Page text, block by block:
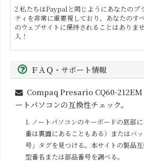
2.私たちはPaypalと同じようにあなたのプ
ティを非常に重要視しており、あなたのす
のウェブサイトに保持されることはありま
入！
ＦＡＱ・サポート情報
Compaq Presario CQ60-212EM
ートパソコンの互換性チェック。
1. ノートパソコンのキーボードの底部
番は裏面にあることもある）またはバ
号」タグを見つける。本サイトの製品
型番名または部品番号を調べる。